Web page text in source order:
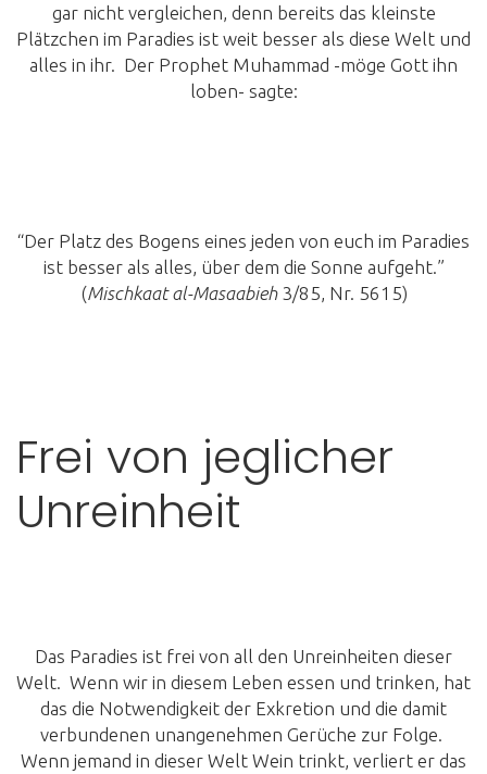
gar nicht vergleichen, denn bereits das kleinste
Plätzchen im Paradies ist weit besser als diese Welt und
alles in ihr. Der Prophet Muhammad -möge Gott ihn
loben- sagte:
“Der Platz des Bogens eines jeden von euch im Paradies
ist besser als alles, über dem die Sonne aufgeht.”
(Mischkaat al-Masaabieh3/85, Nr. 5615)
Frei von jeglicher
Unreinheit
Das Paradies ist frei von all den Unreinheiten dieser
Welt. Wenn wir in diesem Leben essen und trinken, hat
das die Notwendigkeit der Exkretion und die damit
verbundenen unangenehmen Gerüche zur Folge.
Wenn jemand in dieser Welt Wein trinkt, verliert er das